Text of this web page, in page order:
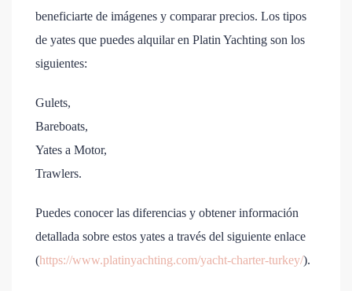
beneficiarte de imágenes y comparar precios. Los tipos
de yates que puedes alquilar en Platin Yachting son los
siguientes:
Gulets,
Bareboats,
Yates a Motor,
Trawlers.
Puedes conocer las diferencias y obtener información
detallada sobre estos yates a través del siguiente enlace
(https://www.platinyachting.com/yacht-charter-turkey/).